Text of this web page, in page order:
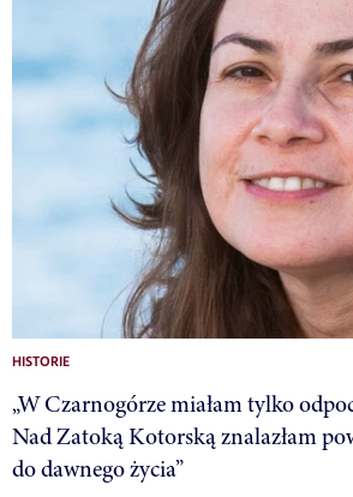
HISTORIE
„W Czarnogórze miałam tylko
Nad Zatoką Kotorską znalazłam
do dawnego życia”